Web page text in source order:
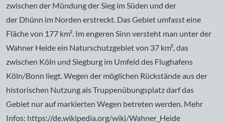
zwischen der Mündung der Sieg im Süden und der
der Dhünn im Norden erstreckt. Das Gebiet umfasst eine
Fläche von 177 km². Im engeren Sinn versteht man unter der
Wahner Heide ein Naturschutzgebiet von 37 km², das
zwischen Köln und Siegburg im Umfeld des Flughafens
Köln/Bonn liegt. Wegen der möglichen Rückstände aus der
historischen Nutzung als Truppenübungsplatz darf das
Gebiet nur auf markierten Wegen betreten werden. Mehr
Infos: https://de.wikipedia.org/wiki/Wahner_Heide